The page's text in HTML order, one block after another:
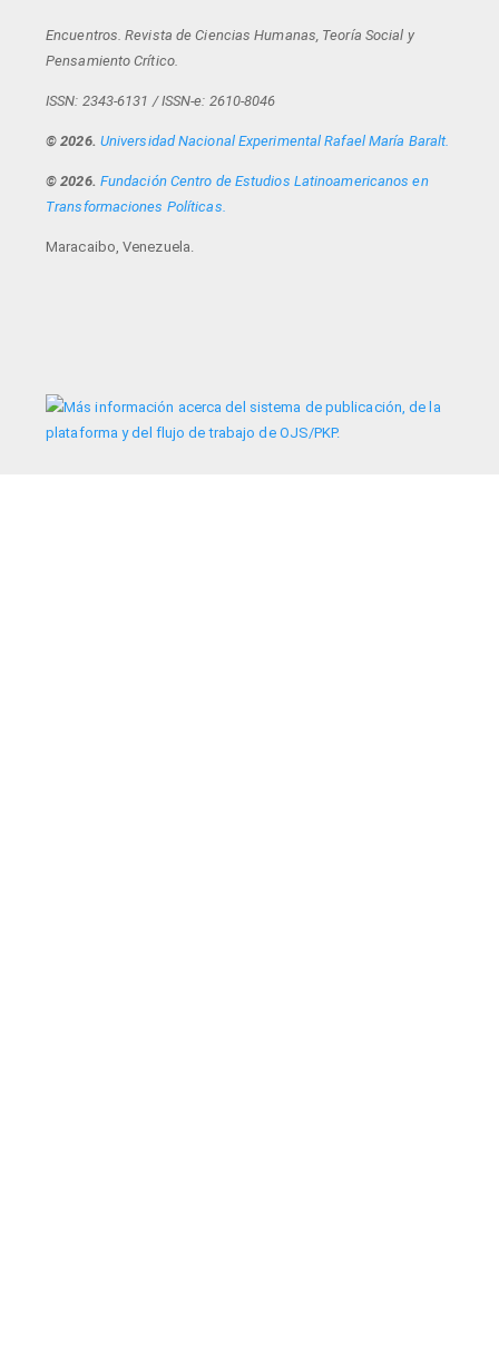
Encuentros. Revista de Ciencias Humanas, Teoría Social y
Pensamiento Crítico.
ISSN: 2343-6131 / ISSN-e: 2610-8046
© 2026. Universidad Nacional Experimental Rafael María Baralt.
© 2026. Fundación Centro de Estudios Latinoamericanos en
Transformaciones Políticas.
Maracaibo, Venezuela.